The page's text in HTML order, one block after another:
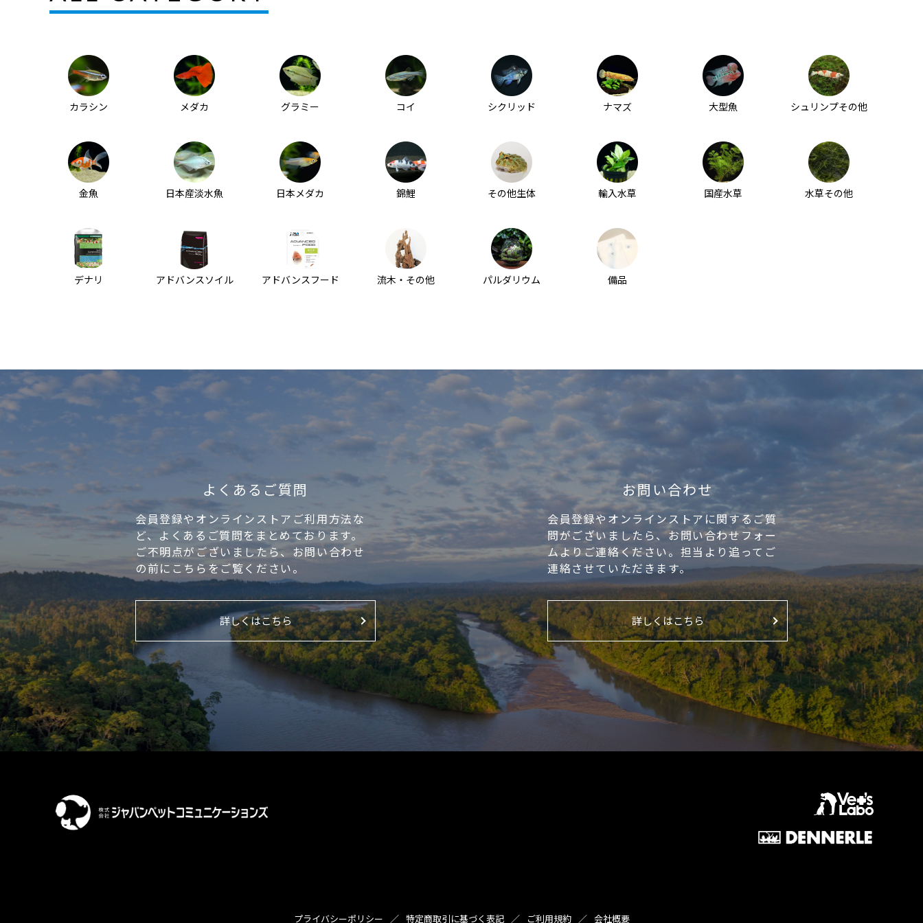
カラシン メダカ グラミー コイ シクリッド ナマズ 大型魚 シュリンプその他
金魚 日本産淡水魚 日本メダカ 錦鯉 その他生体 輸入水草 国産水草 水草その他
デナリ アドバンスソイル アドバンスフード 流木・その他 パルダリウム 備品
よくあるご質問
会員登録やオンラインストアご利用方法な
ど、よくあるご質問をまとめております。
ご不明点がございましたら、お問い合わせ
の前にこちらをご覧ください。
詳しくはこちら
お問い合わせ
会員登録やオンラインストアに関するご質
問がございましたら、お問い合わせフォー
ムよりご連絡ください。担当より追ってご
連絡させていただきます。
詳しくはこちら
プライバシーポリシー 特定商取引に基づく表記 ご利用規約 会社概要